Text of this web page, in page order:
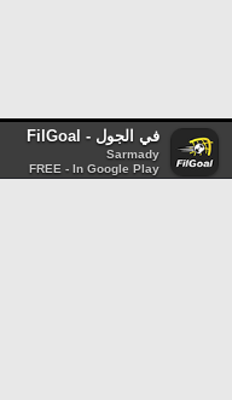
في الجول - FilGoal
Sarmady
FREE - In Google Play